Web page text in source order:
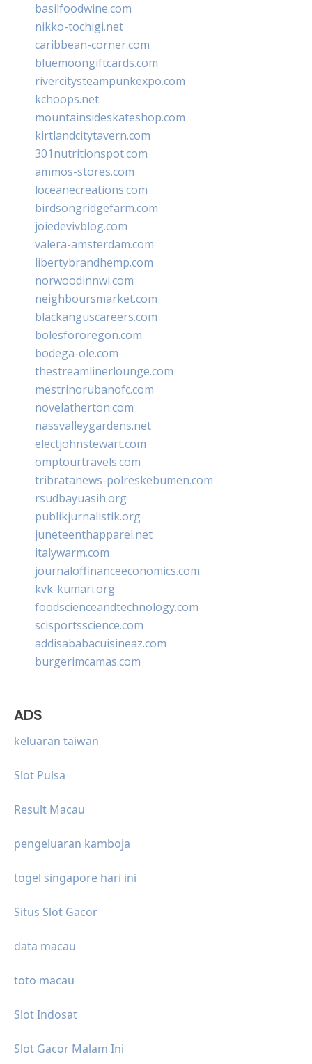
basilfoodwine.com
nikko-tochigi.net
caribbean-corner.com
bluemoongiftcards.com
rivercitysteampunkexpo.com
kchoops.net
mountainsideskateshop.com
kirtlandcitytavern.com
301nutritionspot.com
ammos-stores.com
loceanecreations.com
birdsongridgefarm.com
joiedevivblog.com
valera-amsterdam.com
libertybrandhemp.com
norwoodinnwi.com
neighboursmarket.com
blackanguscareers.com
bolesfororegon.com
bodega-ole.com
thestreamlinerlounge.com
mestrinorubanofc.com
novelatherton.com
nassvalleygardens.net
electjohnstewart.com
omptourtravels.com
tribratanews-polreskebumen.com
rsudbayuasih.org
publikjurnalistik.org
juneteenthapparel.net
italywarm.com
journaloffinanceeconomics.com
kvk-kumari.org
foodscienceandtechnology.com
scisportsscience.com
addisababacuisineaz.com
burgerimcamas.com
ADS
keluaran taiwan
Slot Pulsa
Result Macau
pengeluaran kamboja
togel singapore hari ini
Situs Slot Gacor
data macau
toto macau
Slot Indosat
Slot Gacor Malam Ini